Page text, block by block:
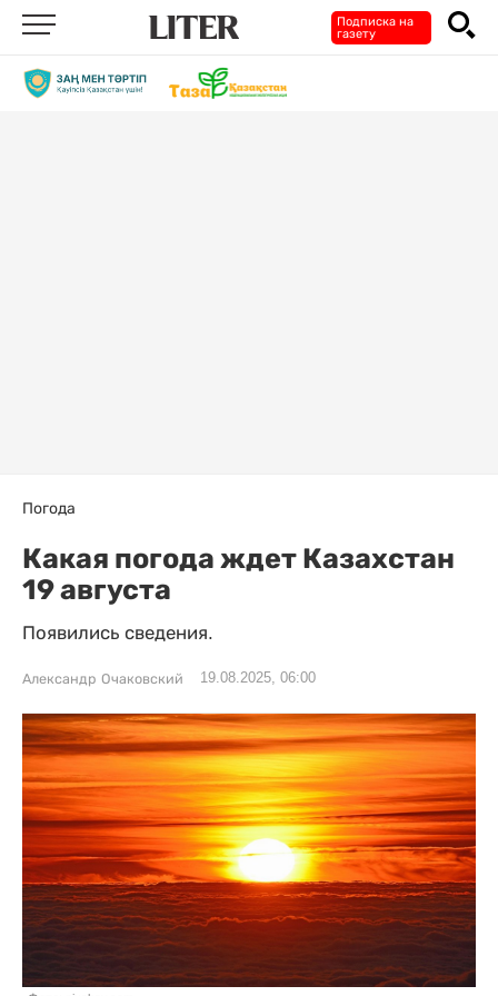
Подписка на
газету
Погода
Какая погода ждет Казахстан
19 августа
Появились сведения.
Александр Очаковский 19.08.2025, 06:00